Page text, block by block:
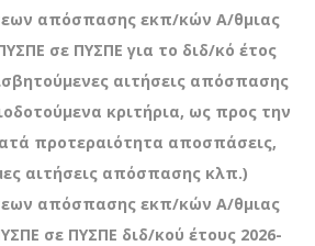
απόσπασης εκπ/κών Α/θμιας
σε ΠΥΣΠΕ για το διδ/κό έτος
αιτήσεις απόσπασης
κριτήρια, ως προς την
προτεραιότητα αποσπάσεις,
αιτήσεις απόσπασης κλπ.)
απόσπασης εκπ/κών Α/θμιας
σε ΠΥΣΠΕ διδ/κού έτους 2026-